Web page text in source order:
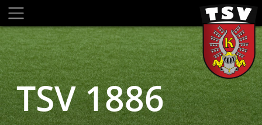
TSV 1886